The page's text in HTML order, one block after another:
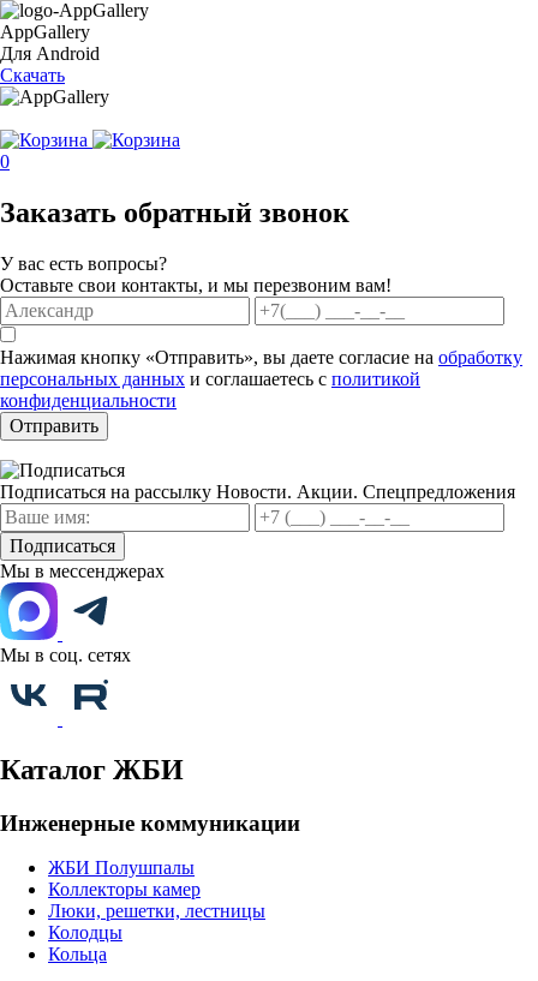
AppGallery
Для Android
Скачать
0
Заказать обратный звонок
У вас есть вопросы?
Оставьте свои контакты, и мы перезвоним вам!
Нажимая кнопку «Отправить», вы даете согласие на обработку
персональных данных и соглашаетесь с политикой
конфиденциальности
Отправить
Подписаться на рассылку Новости. Акции. Спецпредложения
Подписаться
Мы в мессенджерах
Мы в соц. сетях
Каталог ЖБИ
Инженерные коммуникации
ЖБИ Полушпалы
Коллекторы камер
Люки, решетки, лестницы
Колодцы
Кольца